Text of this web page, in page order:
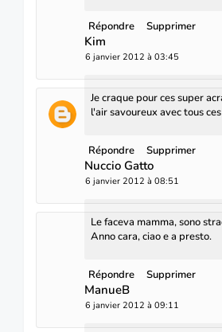
Répondre Supprimer
Kim
6 janvier 2012 à 03:45
Je craque pour ces super
l'air savoureux avec tous
Répondre Supprimer
Nuccio Gatto
6 janvier 2012 à 08:51
Le faceva mamma, sono
Anno cara, ciao e a presto.
Répondre Supprimer
ManueB
6 janvier 2012 à 09:11